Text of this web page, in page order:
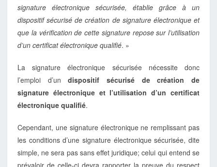
signature électronique sécurisée, établie grâce à un
dispositif sécurisé de création de signature électronique et
que la vérification de cette signature repose sur l’utilisation
d’un certificat électronique qualifié. »
La signature électronique sécurisée nécessite donc
l’emploi d’undispositif sécurisé de création de
signature électronique et l’utilisation d’un certificat
électronique qualifié.
Cependant, une signature électronique ne remplissant pas
les conditions d’une signature électronique sécurisée, dite
simple, ne sera pas sans effet juridique; celui qui entend se
prévaloir de celle-ci devra rapporter la preuve du respect